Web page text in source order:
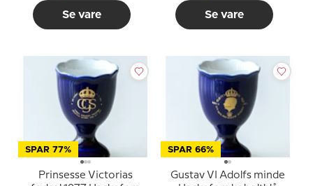
Se vare Se vare
SPAR 77%
Prinsesse Victorias
SPAR 66%
Gustav VI Adolfs minde